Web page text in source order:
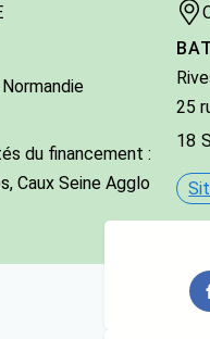
du financement :
Caux Seine Agglo
25
18